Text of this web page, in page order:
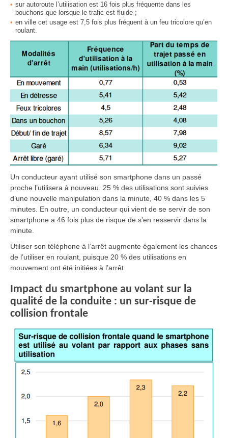
sur autoroute l’utilisation est 16 fois plus fréquente dans les
bouchons que lorsque le trafic est fluide ;
en ville cet usage est 7,5 fois plus fréquent à un feu tricolore qu’en
roulant.
Un conducteur ayant utilisé son smartphone dans un passé
proche l’utilisera à nouveau. 25 % des utilisations sont suivies
d’une nouvelle manipulation dans la minute, 40 % dans les 5
minutes. En outre, un conducteur qui vient de se servir de son
smartphone a 46 fois plus de risque de s’en resservir dans la
minute.
Utiliser son téléphone à l’arrêt augmente également les chances
de l’utiliser en roulant, puisque 20 % des utilisations en
mouvement ont été initiées à l’arrêt.
Impact du smartphone au volant sur la
qualité de la conduite : un sur-risque de
collision frontale